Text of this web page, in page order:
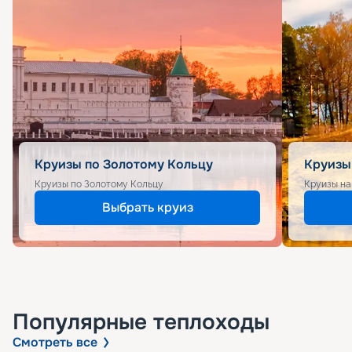
Круизы по Золотому Кольцу
Круизы по Золотому Кольцу
Выбрать круиз
Круизы
Популярные теплоходы
Смотреть все